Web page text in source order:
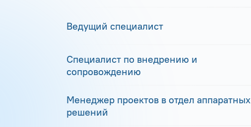
Ведущий специалист
Специалист по внедрению и
сопровождению
Менеджер проектов в отдел аппаратных
решений